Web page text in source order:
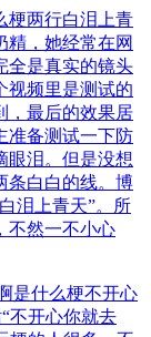
梗两行白泪上青
精，她经常在网
全是真实的镜头
视频里是测试的
，最后的效果居
准备测试一下防
眼泪。但是没想
条白白的线。博
泪上青天”。所
不然一不小心
是什么梗不开心
不开心你就去